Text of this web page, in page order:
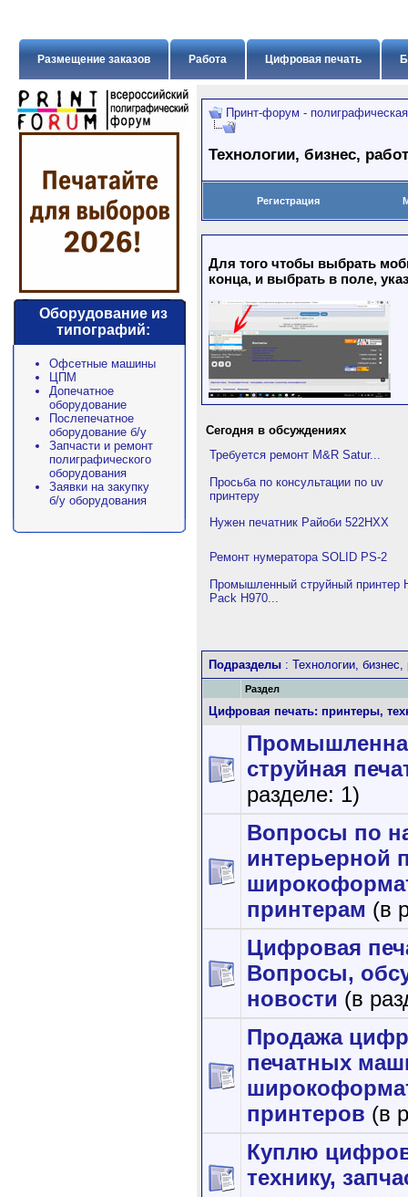
Цифровая печать
Работа
Размещение заказов
Оборудование из
типографий:
Офсетные машины
ЦПМ
Допечатное
оборудование
Послепечатное
оборудование б/у
Запчасти и ремонт
полиграфического
оборудования
Заявки на закупку
б/у оборудования
Принт-форум -
Технологии, бизнес,
Регистрация
Для того чтобы выбрать
конца, и выбрать в поле,
Сегодня в обсуждениях
Требуется ремонт M&R Satur...
Просьба по консультации по uv
принтеру
Нужен печатник Райоби 522HXX
Ремонт нумератора SOLID PS-2
Промышленный струйный принтер
Pack H970...
Подразделы : Технологии, бизнес,
Раздел
Цифровая печать: принтеры,
струйная
разделе: 1)
Вопросы по
интерьерной
принтерам (в
Цифровая
Вопросы,
новости (в
Продажа
печатных
принтеров (в
Куплю
технику,